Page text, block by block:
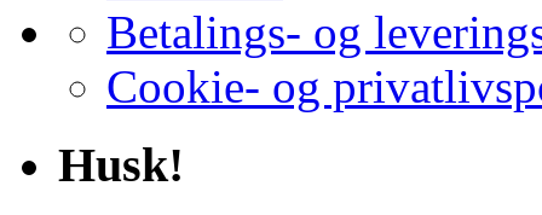
Betalings- og
Cookie- og
Husk!